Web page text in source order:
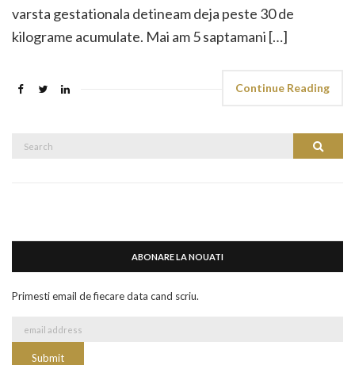
varsta gestationala detineam deja peste 30 de
kilograme acumulate. Mai am 5 saptamani […]
Continue Reading
Search
ABONARE LA NOUATI
Primesti email de fiecare data cand scriu.